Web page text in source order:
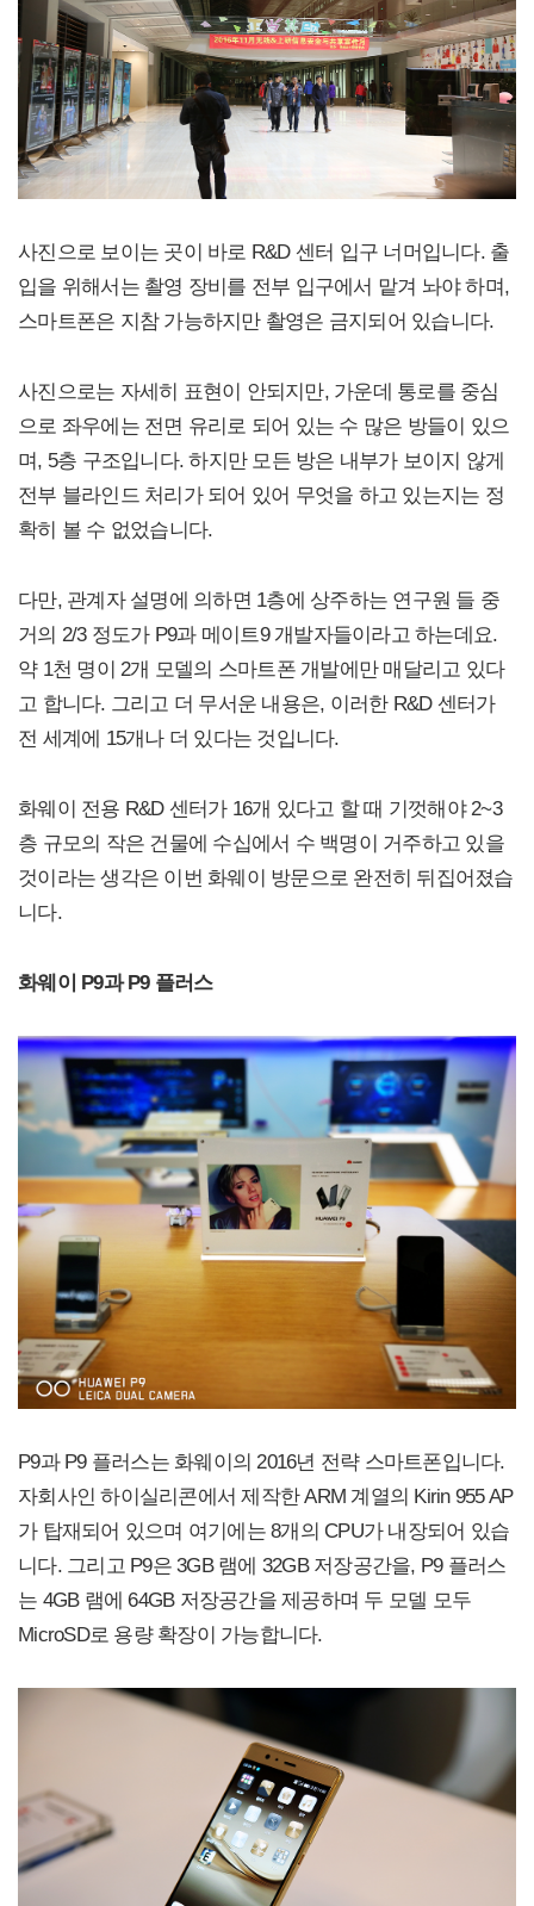
사진으로 보이는 곳이 바로 R&D 센터 입구 너머입니다. 출
입을 위해서는 촬영 장비를 전부 입구에서 맡겨 놔야 하며,
스마트폰은 지참 가능하지만 촬영은 금지되어 있습니다.
사진으로는 자세히 표현이 안되지만, 가운데 통로를 중심
으로 좌우에는 전면 유리로 되어 있는 수 많은 방들이 있으
며, 5층 구조입니다. 하지만 모든 방은 내부가 보이지 않게
전부 블라인드 처리가 되어 있어 무엇을 하고 있는지는 정
확히 볼 수 없었습니다.
다만, 관계자 설명에 의하면 1층에 상주하는 연구원 들 중
거의 2/3 정도가 P9과 메이트9 개발자들이라고 하는데요.
약 1천 명이 2개 모델의 스마트폰 개발에만 매달리고 있다
고 합니다. 그리고 더 무서운 내용은, 이러한 R&D 센터가
전 세계에 15개나 더 있다는 것입니다.
화웨이 전용 R&D 센터가 16개 있다고 할 때 기껏해야 2~3
층 규모의 작은 건물에 수십에서 수 백명이 거주하고 있을
것이라는 생각은 이번 화웨이 방문으로 완전히 뒤집어졌습
니다.
화웨이 P9과 P9 플러스
P9과 P9 플러스는 화웨이의 2016년 전략 스마트폰입니다.
자회사인 하이실리콘에서 제작한 ARM 계열의 Kirin 955 AP
가 탑재되어 있으며 여기에는 8개의 CPU가 내장되어 있습
니다. 그리고 P9은 3GB 램에 32GB 저장공간을, P9 플러스
는 4GB 램에 64GB 저장공간을 제공하며 두 모델 모두
MicroSD로 용량 확장이 가능합니다.